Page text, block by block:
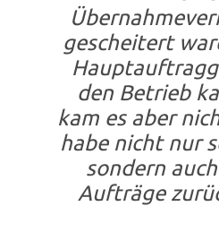
gescheitert
den Betrieb
kam es aber
habe nicht nur
sondern
Aufträge